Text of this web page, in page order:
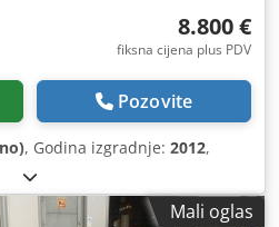
8.800 €
fiksna cijena plus PDV
Pozovite
, Godina izgradnje: 2012,
Mali oglas